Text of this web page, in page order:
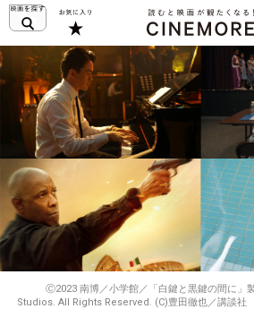
Ⓒ2023 南博／小学館／「白鍵と黒鍵の間に」
Studios. All Rights Reserved. (C)豊田徹也／講談社